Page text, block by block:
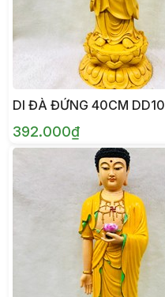
DI ĐÀ ĐỨNG 40CM DD10
392.000₫